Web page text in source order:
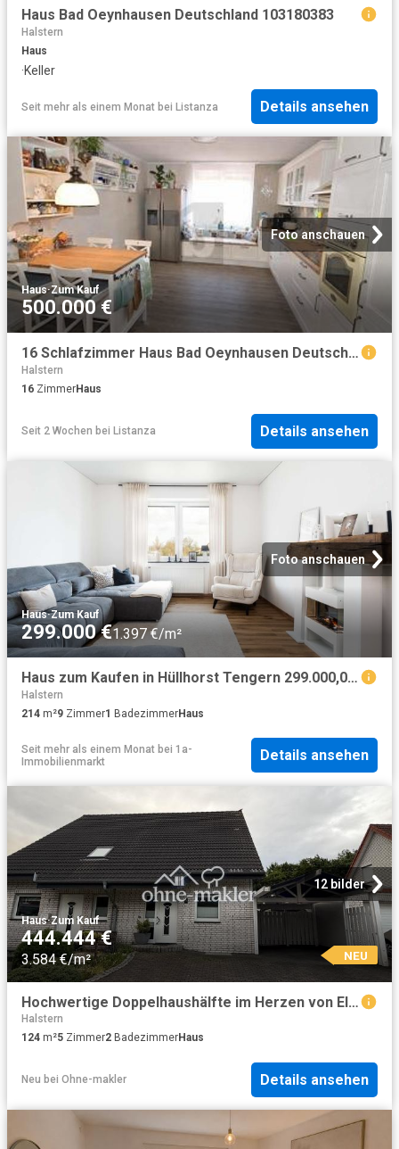
Haus Bad Oeynhausen Deutschland 103180383
Halstern
Haus
·Keller
Seit mehr als einem Monat bei Listanza Details ansehen
Foto anschauen
Haus·Zum Kauf
500.000 €
16 Schlafzimmer Haus Bad Oeynhausen Deutschland 104437522
Halstern
16 ZimmerHaus
Seit 2 Wochen bei Listanza Details ansehen
Foto anschauen
Haus·Zum Kauf
299.000 €1.397 €/m²
Haus zum Kaufen in Hüllhorst Tengern 299.000,00 EUR 214 m²
Halstern
214 m²9 Zimmer1 BadezimmerHaus
Seit mehr als einem Monat bei 1a-
Immobilienmarkt
Details ansehen
12 bilder
Haus·Zum Kauf
444.444 €
3.584 €/m² NEU
Hochwertige Doppelhaushälfte im Herzen von Elverdissen
Halstern
124 m²5 Zimmer2 BadezimmerHaus
Neu bei Ohne-makler Details ansehen